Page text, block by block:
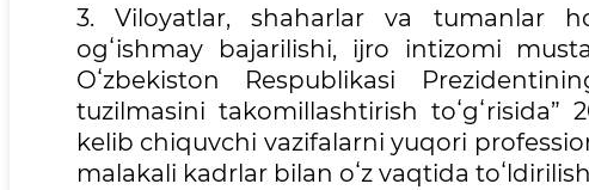
3. Viloyatlar, shaharlar va tumanlar
ogʻishmay bajarilishi, ijro intizomi
Oʻzbekiston Respublikasi
tuzilmasini takomillashtirish toʻgʻrisida”
kelib chiquvchi vazifalarni yuqori
malakali kadrlar bilan oʻz vaqtida